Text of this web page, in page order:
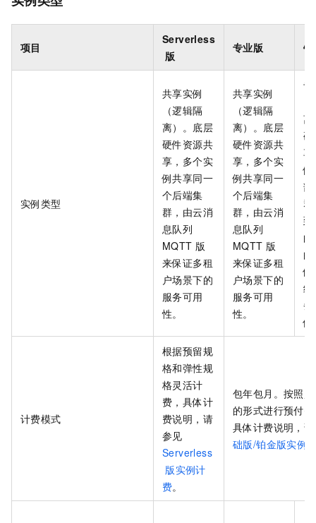
项目
Serverless
版
专业版 铂
实例类型
共享实例
（逻辑隔
离）。底层
硬件资源共
享，多个实
例共享同一
个后端集
群，由云消
息队列
MQTT 版
来保证多租
户场景下的
服务可用
性。
共享实例
（逻辑隔
离）。底层
硬件资源共
享，多个实
例共享同一
个后端集
群，由云消
息队列
MQTT 版
来保证多租
户场景下的
服务可用
性。
专
离
硬
享
例
部
群
到
供
级
务
保
计费模式
根据预留规
格和弹性规
格灵活计
费，具体计
费说明，请
参见
Serverless
版实例计
费。
包年包月。按照
的形式进行预付
具体计费说明，
础版/铂金版实例